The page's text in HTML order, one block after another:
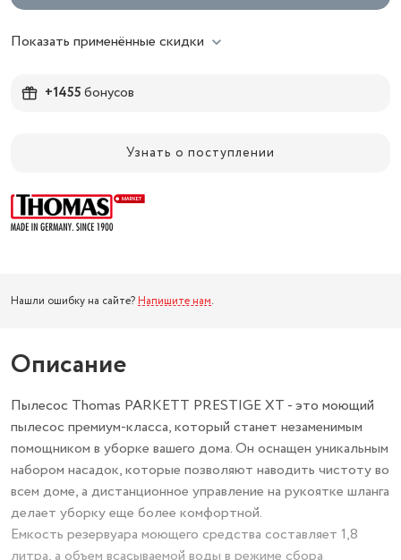
Показать применённые скидки
+1455бонусов
Узнать о поступлении
Нашли ошибку на сайте? Напишите нам.
Описание
Пылесос Thomas PARKETT PRESTIGE XT - это моющий
пылесос премиум-класса, который станет незаменимым
помощником в уборке вашего дома. Он оснащен уникальным
набором насадок, которые позволяют наводить чистоту во
всем доме, а дистанционное управление на рукоятке шланга
делает уборку еще более комфортной.
Емкость резервуара моющего средства составляет 1,8